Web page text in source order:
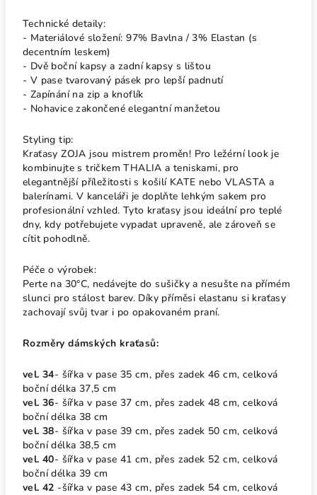
Technické detaily:
- Materiálové složení: 97% Bavlna / 3% Elastan (s
decentním leskem)
- Dvě boční kapsy a zadní kapsy s lištou
- V pase tvarovaný pásek pro lepší padnutí
- Zapínání na zip a knoflík
- Nohavice zakončené elegantní manžetou
Styling tip:
Kraťasy ZOJA jsou mistrem proměn! Pro ležérní look je
kombinujte s tričkem THALIA a teniskami, pro
elegantnější příležitosti s košilí KATE nebo VLASTA a
balerínami. V kanceláři je doplňte lehkým sakem pro
profesionální vzhled. Tyto kraťasy jsou ideální pro teplé
dny, kdy potřebujete vypadat upraveně, ale zároveň se
cítit pohodlně.
Péče o výrobek:
Perte na 30°C, nedávejte do sušičky a nesušte na přímém
slunci pro stálost barev. Díky příměsi elastanu si kraťasy
zachovají svůj tvar i po opakovaném praní.
Rozměry dámských kraťasů:
vel. 34- šířka v pase 35 cm, přes zadek 46 cm, celková
boční délka 37,5 cm
vel. 36- šířka v pase 37 cm, přes zadek 48 cm, celková
boční délka 38 cm
vel. 38- šířka v pase 39 cm, přes zadek 50 cm, celková
boční délka 38,5 cm
vel. 40- šířka v pase 41 cm, přes zadek 52 cm, celková
boční délka 39 cm
vel. 42 -šířka v pase 43 cm, přes zadek 54 cm, celková